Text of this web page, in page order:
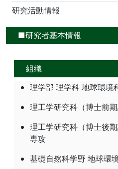
研究活動情報
■研究者基本情報
組織
理学部 理学科 地球環境
理工学研究科（博士前
理工学研究科（博士後
専攻
基礎自然科学野 地球環